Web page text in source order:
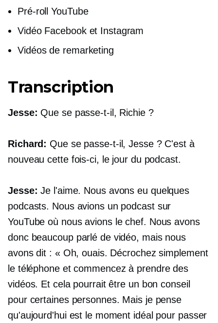
Pré-roll YouTube
Vidéo Facebook et Instagram
Vidéos de remarketing
Transcription
Jesse: Que se passe-t-il, Richie ?
Richard: Que se passe-t-il, Jesse ? C'est à
nouveau cette fois-ci, le jour du podcast.
Jesse: Je l'aime. Nous avons eu quelques
podcasts. Nous avions un podcast sur
YouTube où nous avions le chef. Nous avons
donc beaucoup parlé de vidéo, mais nous
avons dit : « Oh, ouais. Décrochez simplement
le téléphone et commencez à prendre des
vidéos. Et cela pourrait être un bon conseil
pour certaines personnes. Mais je pense
qu'aujourd'hui est le moment idéal pour passer